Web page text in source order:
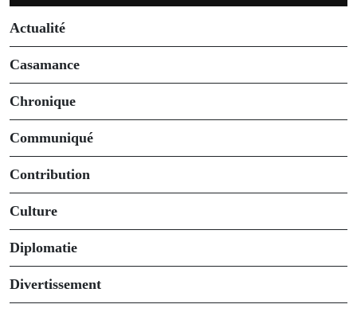
Actualité
Casamance
Chronique
Communiqué
Contribution
Culture
Diplomatie
Divertissement